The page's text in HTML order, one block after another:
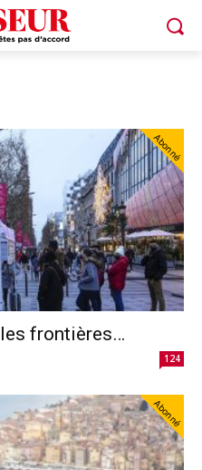
Abonné
frontières…
124
Abonné